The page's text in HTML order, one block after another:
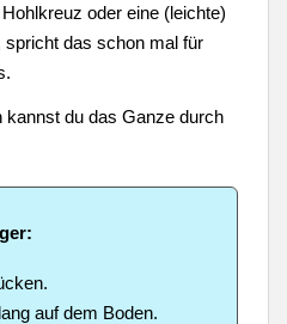
oder eine (leichte)
spricht das schon mal für
kannst du das Ganze durch
auf dem Boden.